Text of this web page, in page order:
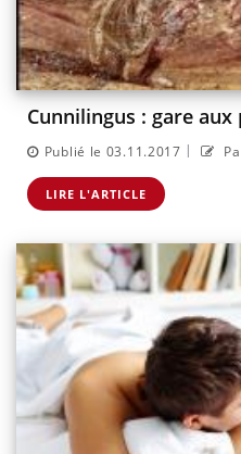
Cunnilingus : gare
Publié le 03.11.2017 |
LIRE L'ARTICLE